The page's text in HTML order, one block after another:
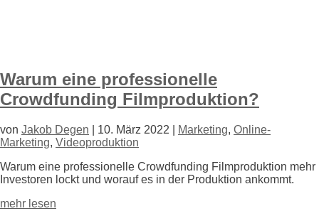
Warum eine professionelle
Crowdfunding Filmproduktion?
von Jakob Degen 10. März 2022 Marketing, Online-
Marketing, Videoproduktion
Warum eine professionelle Crowdfunding Filmproduktion mehr
Investoren lockt und worauf es in der Produktion ankommt.
mehr lesen